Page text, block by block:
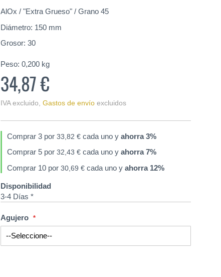
AlOx / "Extra Grueso" / Grano 45
Diámetro: 150 mm
Grosor: 30
Peso: 0,200 kg
34,87 €
IVA excluido Gastos de envío excluidos
Comprar 3 por 33,82 € cada uno y ahorra3%
Comprar 5 por 32,43 € cada uno y ahorra7%
Comprar 10 por 30,69 € cada uno y ahorra 12%
Disponibilidad
3-4 Días *
Agujero